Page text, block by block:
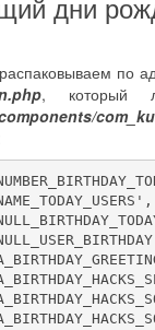
по
, который